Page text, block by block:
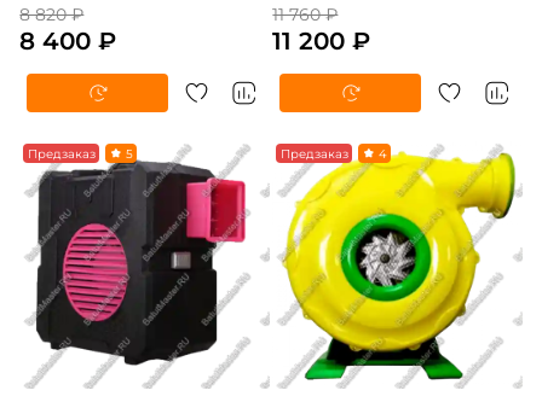
8 820 ₽
8 400 ₽
11 760 ₽
11 200 ₽
-5% Предзаказ -5% Предзаказ 4